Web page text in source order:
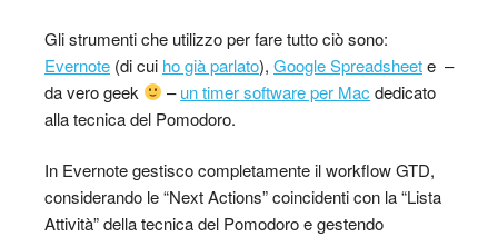
Gli strumenti che utilizzo per fare tutto ciò sono:
Evernote (di cui ho già parlato), Google Spreadsheete –
da vero geek
–un timer software per Mac dedicato
alla tecnica del Pomodoro.
In Evernote gestisco completamente il workflow GTD,
considerando le “Next Actions” coincidenti con la “Lista
Attività” della tecnica del Pomodoro e gestendo